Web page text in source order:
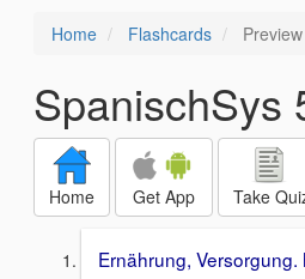
Home Flashcards Preview
SpanischSys
Home Get App Take
Ernährung,